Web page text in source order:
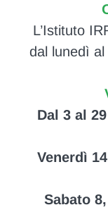
L’Istituto
dal lunedì
Dal 3 al
Venerdì
Sabato